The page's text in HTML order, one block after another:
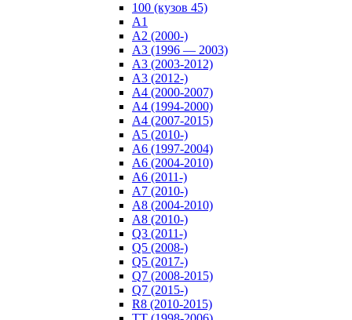
100 (кузов 45)
A1
A2 (2000-)
A3 (1996 — 2003)
A3 (2003-2012)
A3 (2012-)
A4 (2000-2007)
A4 (1994-2000)
A4 (2007-2015)
A5 (2010-)
A6 (1997-2004)
A6 (2004-2010)
A6 (2011-)
A7 (2010-)
A8 (2004-2010)
A8 (2010-)
Q3 (2011-)
Q5 (2008-)
Q5 (2017-)
Q7 (2008-2015)
Q7 (2015-)
R8 (2010-2015)